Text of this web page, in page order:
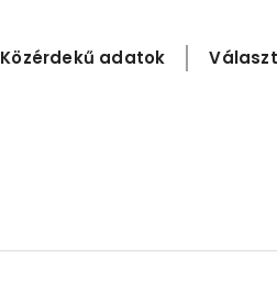
Közérdekű adatok